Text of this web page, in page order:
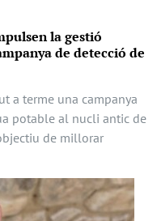
la gestió
de detecció de
a terme una campanya
potable al nucli antic de
de millorar